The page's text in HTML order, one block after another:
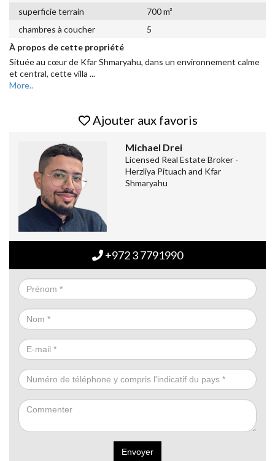
superficie terrain
700 m²
chambres à coucher
5
À propos de cette propriété
Située au cœur de Kfar Shmaryahu, dans un environnement calme
et central, cette villa ...
More..
Ajouter aux favoris
Michael Drei
Licensed Real Estate Broker -
Herzliya Pituach and Kfar
Shmaryahu
+972 3 7791990
Envoyer